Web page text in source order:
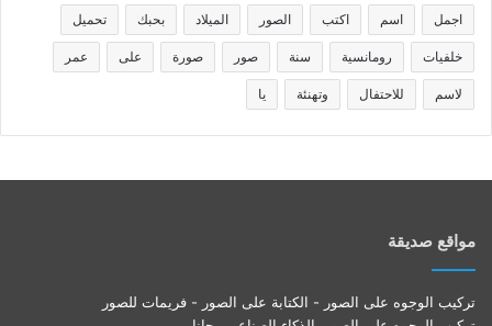
اجمل اسم اكتب الصور الميلاد بحبك تحميل
خلفيات رومانسية سنة صور صورة على عمر
لاسم للاحتفال وتهنئة يا
مواقع صديقة
تركيب الوجوه على الصور - الكتابة على الصور - فريمات للصور